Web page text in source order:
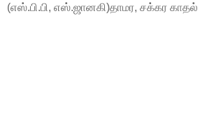
(எஸ்.பி.பி, எஸ்.ஜானகி)தாமர, சக்கர காதல்